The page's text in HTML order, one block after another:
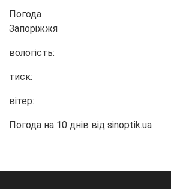
Погода
Запоріжжя
вологість:
тиск:
вітер:
Погода на 10 днів від sinoptik.ua